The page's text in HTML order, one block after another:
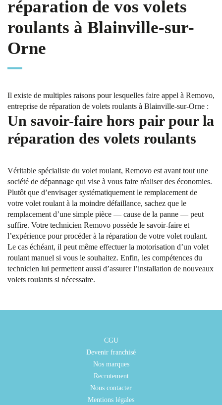
réparation de vos volets
roulants à Blainville-sur-
Orne
Il existe de multiples raisons pour lesquelles faire appel à Removo,
entreprise de réparation de volets roulants à Blainville-sur-Orne :
Un savoir-faire hors pair pour la
réparation des volets roulants
Véritable spécialiste du volet roulant, Removo est avant tout une
société de dépannage qui vise à vous faire réaliser des économies.
Plutôt que d’envisager systématiquement le remplacement de
votre volet roulant à la moindre défaillance, sachez que le
remplacement d’une simple pièce — cause de la panne — peut
suffire. Votre technicien Removo possède le savoir-faire et
l’expérience pour procéder à la réparation de votre volet roulant.
Le cas échéant, il peut même effectuer la motorisation d’un volet
roulant manuel si vous le souhaitez. Enfin, les compétences du
technicien lui permettent aussi d’assurer l’installation de nouveaux
volets roulants si nécessaire.
CGU
Devenir franchisé
Nos marques
Recrutement
Nous contacter
Mentions légales